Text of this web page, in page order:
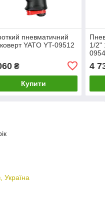
пневматичний
YATO YT-09512
₴
Купити
1/2"
4
Україна